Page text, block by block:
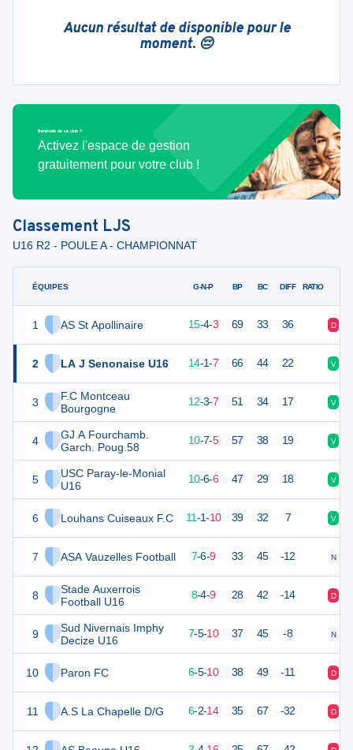
Aucun résultat de disponible pour le
moment. 😔
Bénévole de ce club ?
Activez l'espace de gestion
gratuitement pour votre club !
Classement LJS
U16 R2 - POULE A - CHAMPIONNAT
ÉQUIPES
1 AS St Apollinaire
2 LA J Senonaise U16
3
F.C Montceau
Bourgogne
4
GJ A Fourchamb.
Garch. Poug.58
5
USC Paray-le-Monial
U16
6 Louhans Cuiseaux F.C
7 ASA Vauzelles Football
8
Stade Auxerrois
Football U16
9
Sud Nivernais Imphy
Decize U16
10 Paron FC
11 A.S La Chapelle D/G
G-N-P BP BC DIFF RATIO
49 15-4-3 69 33 36 D
43 22 14-1-7 66 44 22 V
12-3-7 51 34 17 V
37 10-7-5 57 38 19 V
36 22 10-6-6 47 29 18 V
34 22 11-1-10 39 32 7 V
27 22 7-6-9 33 45 -12 N
27 8-4-9 28 42 -14 D
26 7-5-10 37 45 -8 N
6-5-10 38 49 -11 D
20 6-2-14 35 67 -32 D